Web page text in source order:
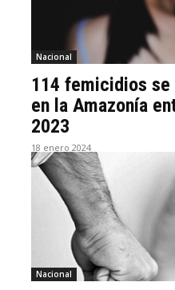
Nacional
114 femicidios
en la Amazonía
2023
18 enero 2024
Nacional